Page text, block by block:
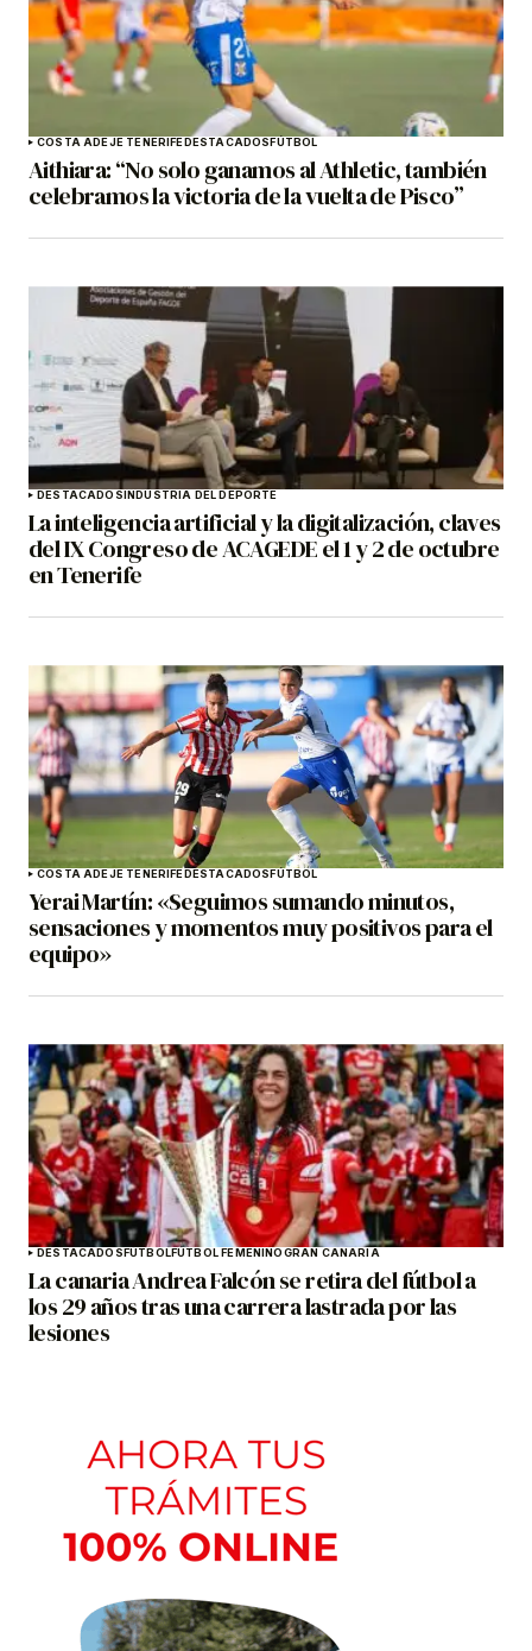
COSTA ADEJE TENERIFEDESTACADOSFÚTBOL
Aithiara: “No solo ganamos al Athletic, también
celebramos la victoria de la vuelta de Pisco”
DESTACADOSINDUSTRIA DEL DEPORTE
La inteligencia artificial y la digitalización, claves
del IX Congreso de ACAGEDE el 1 y 2 de octubre
en Tenerife
COSTA ADEJE TENERIFEDESTACADOSFÚTBOL
Yerai Martín: «Seguimos sumando minutos,
sensaciones y momentos muy positivos para el
equipo»
DESTACADOSFÚTBOLFÚTBOL FEMENINOGRAN CANARIA
La canaria Andrea Falcón se retira del fútbol a
los 29 años tras una carrera lastrada por las
lesiones